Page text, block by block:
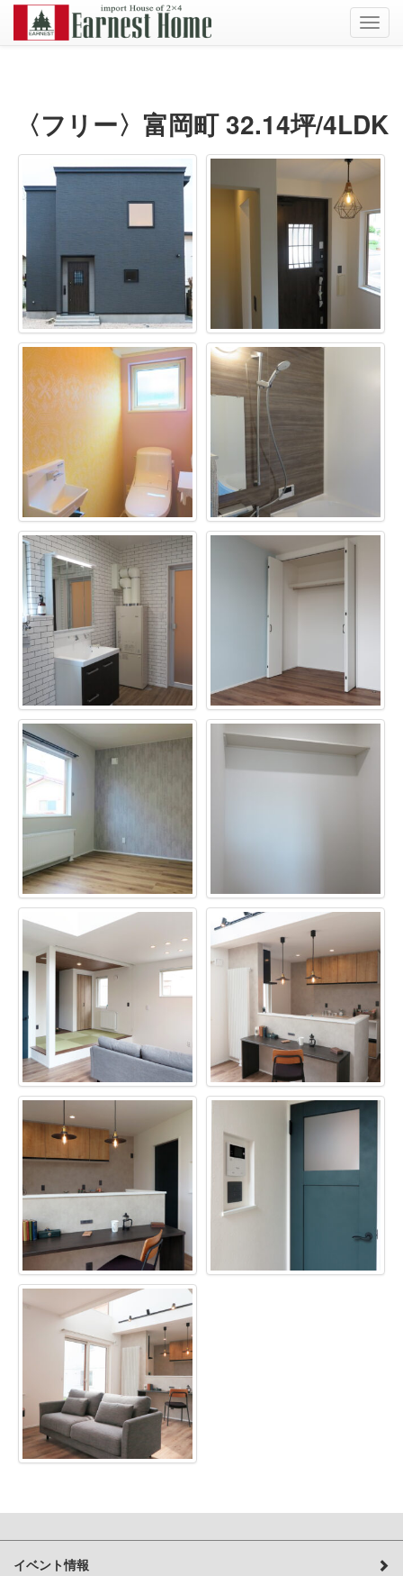
〈フリー〉富岡町 32.14坪/4LDK
イベント情報